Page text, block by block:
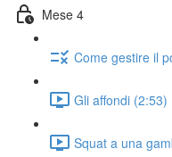
Mese 4
Come gestire il
Gli affondi (2:53)
Squat a una